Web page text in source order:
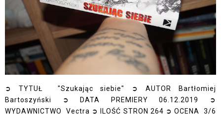
➲ TYTUŁ "Szukając siebie" ➲ AUTOR Bartłomiej
Bartoszyński ➲ DATA PREMIERY 06.12.2019 ➲
WYDAWNICTWO Vectra ➲ ILOŚĆ STRON 264 ➲ OCENA 3/6